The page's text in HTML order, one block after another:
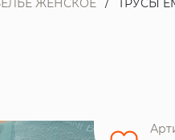
ЖЕНСКОЕ ТРУСЫ